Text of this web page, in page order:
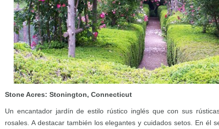
Stone Acres: Stonington, Connecticut
Un encantador jardín de estilo rústico inglés que con sus
rosales. A destacar también los elegantes y cuidados setos. En él